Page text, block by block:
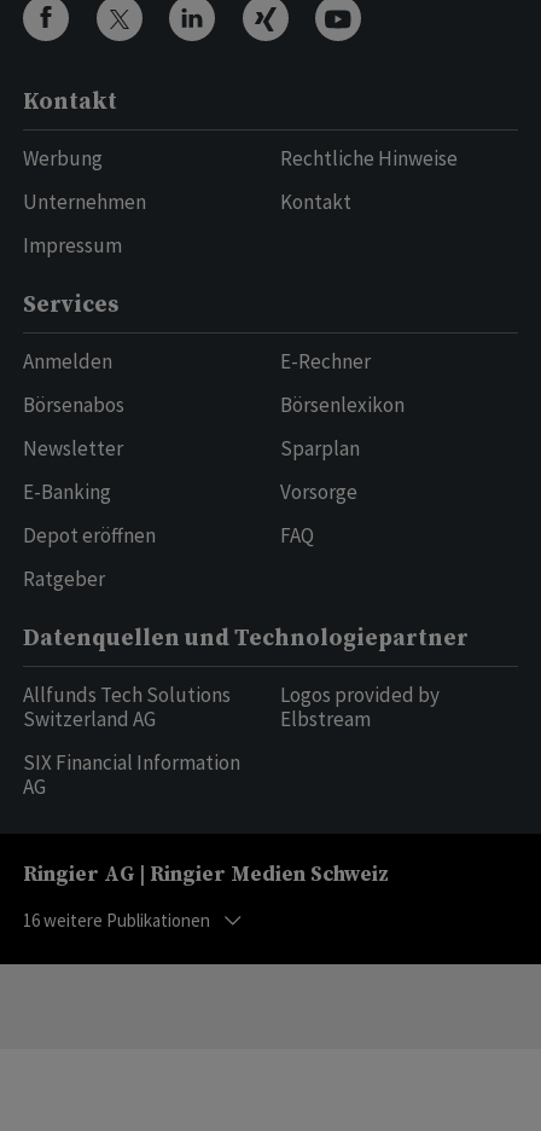
Kontakt
Werbung
Unternehmen
Impressum
Rechtliche Hinweise
Kontakt
Services
Anmelden
Börsenabos
Newsletter
E-Banking
Depot eröffnen
Ratgeber
E-Rechner
Börsenlexikon
Sparplan
Vorsorge
FAQ
Datenquellen und Technologiepartner
Allfunds Tech Solutions
Switzerland AG
SIX Financial Information
AG
Logos provided by
Elbstream
Ringier AG | Ringier Medien Schweiz
16weitere Publikationen